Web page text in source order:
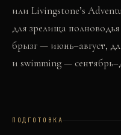
или Livingstone’s
для зрелища
брызг — июнь–август,
и swimming —
ПОДГОТОВКА